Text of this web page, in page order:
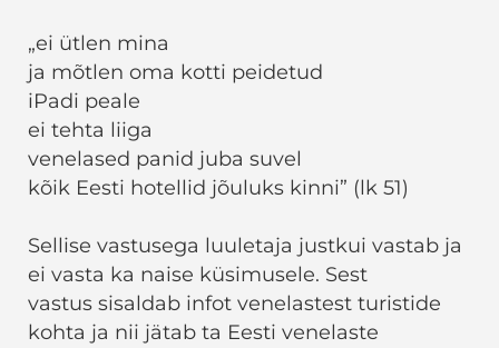
„ei ütlen mina
ja mõtlen oma kotti peidetud
iPadi peale
ei tehta liiga
venelased panid juba suvel
kõik Eesti hotellid jõuluks kinni” (lk 51)
Sellise vastusega luuletaja justkui vastab ja
ei vasta ka naise küsimusele. Sest
vastus sisaldab infot venelastest turistide
kohta ja nii jätab ta Eesti venelaste